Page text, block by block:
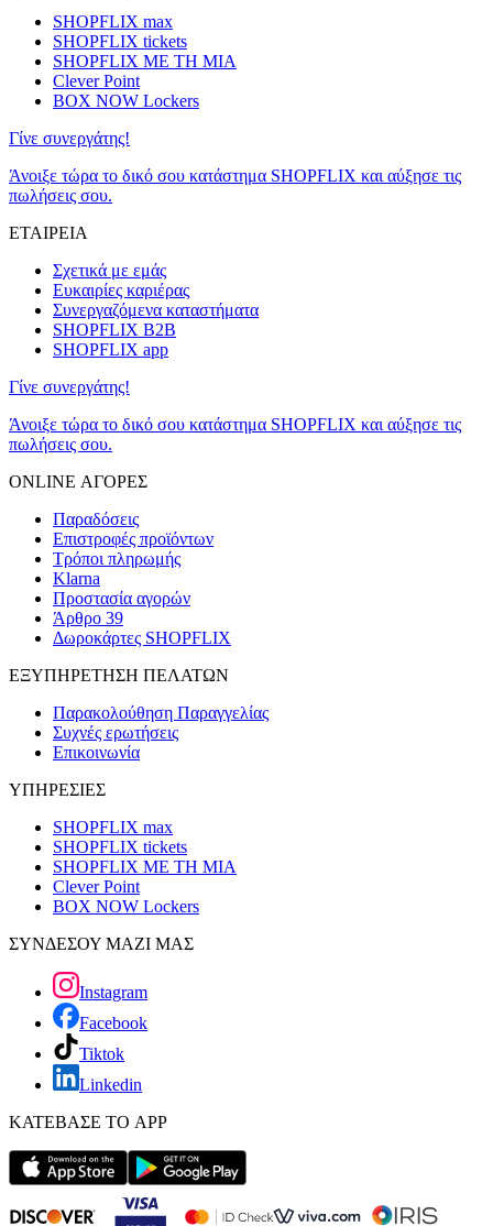
SHOPFLIX max
SHOPFLIX tickets
SHOPFLIX ΜΕ ΤΗ ΜΙΑ
Clever Point
BOX NOW Lockers
Γίνε συνεργάτης!
Άνοιξε τώρα το δικό σου κατάστημα SHOPFLIX και αύξησε τις
πωλήσεις σου.
ΕΤΑΙΡΕΙΑ
Σχετικά με εμάς
Ευκαιρίες καριέρας
Συνεργαζόμενα καταστήματα
SHOPFLIX B2B
SHOPFLIX app
Γίνε συνεργάτης!
Άνοιξε τώρα το δικό σου κατάστημα SHOPFLIX και αύξησε τις
πωλήσεις σου.
ONLINE ΑΓΟΡΕΣ
Παραδόσεις
Επιστροφές προϊόντων
Τρόποι πληρωμής
Klarna
Προστασία αγορών
Άρθρο 39
Δωροκάρτες SHOPFLIX
ΕΞΥΠΗΡΕΤΗΣΗ ΠΕΛΑΤΩΝ
Παρακολούθηση Παραγγελίας
Συχνές ερωτήσεις
Επικοινωνία
ΥΠΗΡΕΣΙΕΣ
SHOPFLIX max
SHOPFLIX tickets
SHOPFLIX ΜΕ ΤΗ ΜΙΑ
Clever Point
BOX NOW Lockers
ΣΥΝΔΕΣΟΥ ΜΑΖΙ ΜΑΣ
Instagram
Facebook
Tiktok
Linkedin
ΚΑΤΕΒΑΣΕ ΤΟ APP